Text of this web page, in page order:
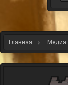
Главная Медиа